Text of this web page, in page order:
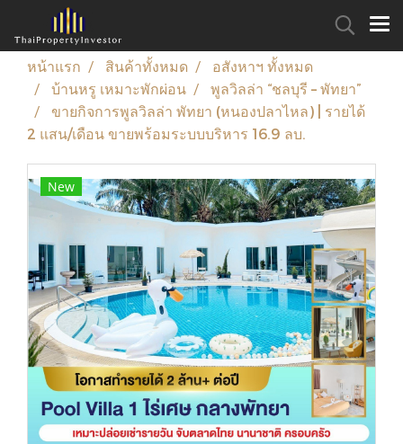
หน้าแรก สินค้าทั้งหมด
อสังหาฯ ทั้งหมด
บ้านหรู เหมาะพักผ่อน
พูลวิลล่า “ชลบุรี – พัทยา”
ขายกิจการพูลวิลล่า พัทยา (หนองปลาไหล) | รายได้
2 แสน/เดือน ขายพร้อมระบบบริหาร 16.9 ลบ.
New